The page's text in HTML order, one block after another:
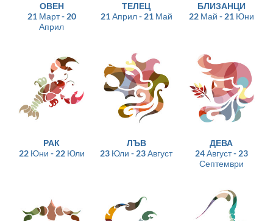
ОВЕН
21 Март - 20
Април
ТЕЛЕЦ
21 Април - 21 Май
БЛИЗАНЦИ
22 Май - 21 Юни
РАК
22 Юни - 22 Юли
ЛЪВ
23 Юли - 23 Август
ДЕВА
24 Август - 23
Септември